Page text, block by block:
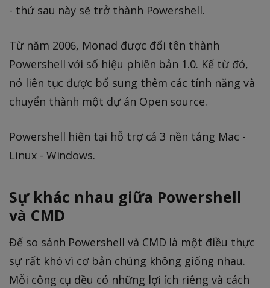
- thứ sau này sẽ trở thành Powershell.
Từ năm 2006, Monad được đổi tên thành
Powershell với số hiệu phiên bản 1.0. Kể từ đó,
nó liên tục được bổ sung thêm các tính năng và
chuyển thành một dự án Open source.
Powershell hiện tại hỗ trợ cả 3 nền tảng Mac -
Linux - Windows.
Sự khác nhau giữa Powershell
và CMD
Để so sánh Powershell và CMD là một điều thực
sự rất khó vì cơ bản chúng không giống nhau.
Mỗi công cụ đều có những lợi ích riêng và cách